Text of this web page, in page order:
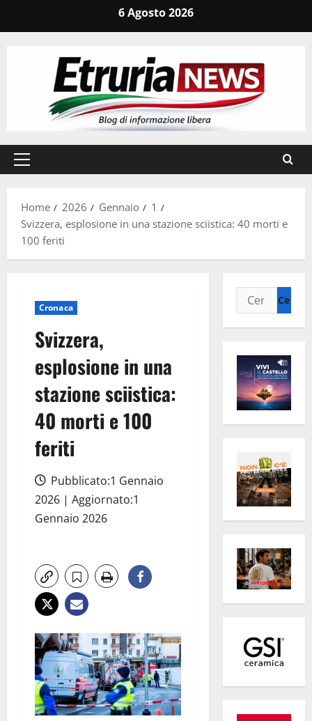
6 Agosto 2026
Menu
Home
2026 Gennaio
1
Svizzera, esplosione in una stazione sciistica: 40 morti e
100 feriti
Cronaca
Svizzera,
esplosione in una
stazione sciistica:
40 morti e 100
feriti
Pubblicato:1 Gennaio
2026 | Aggiornato:1
Gennaio 2026
Ricerca
per: